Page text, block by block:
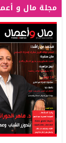
مجلة مال و